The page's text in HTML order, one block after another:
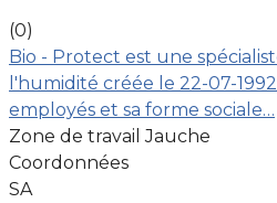
(0)
Bio - Protect est une
l'humidité créée le 22-07-
employés et sa forme sociale…
Zone de travail Jauche
Coordonnées
SA